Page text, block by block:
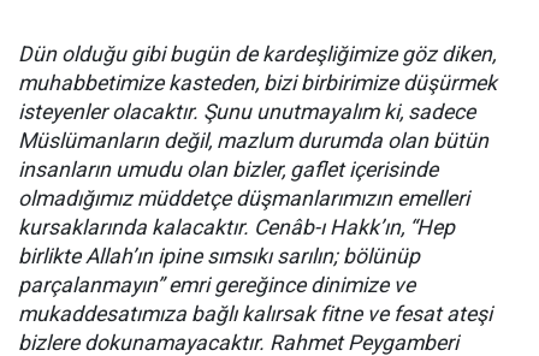
Dün olduğu gibi bugün de kardeşliğimize göz diken,
muhabbetimize kasteden, bizi birbirimize düşürmek
isteyenler olacaktır. Şunu unutmayalım ki, sadece
Müslümanların değil, mazlum durumda olan bütün
insanların umudu olan bizler, gaflet içerisinde
olmadığımız müddetçe düşmanlarımızın emelleri
kursaklarında kalacaktır. Cenâb-ı Hakk’ın, “Hep
birlikte Allah’ın ipine sımsıkı sarılın; bölünüp
parçalanmayın” emri gereğince dinimize ve
mukaddesatımıza bağlı kalırsak fitne ve fesat ateşi
bizlere dokunamayacaktır. Rahmet Peygamberi